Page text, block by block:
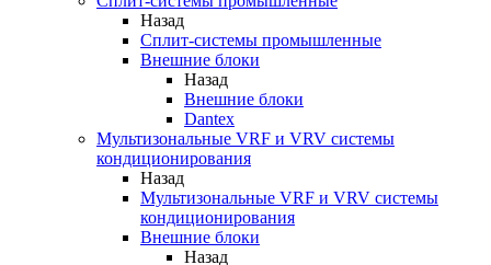
Назад
Сплит-системы промышленные
Внешние блоки
Назад
Внешние блоки
Dantex
Мультизональные VRF и VRV системы
кондиционирования
Назад
Мультизональные VRF и VRV системы
кондиционирования
Внешние блоки
Назад